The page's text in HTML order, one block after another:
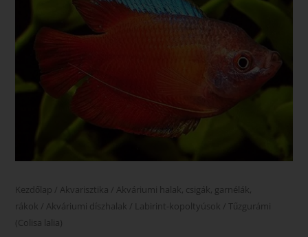
Kezdőlap / Akvarisztika / Akváriumi halak, csigák, garnélák,
rákok / Akváriumi díszhalak / Labirint-kopoltyúsok / Tűzgurámi
(Colisa lalia)